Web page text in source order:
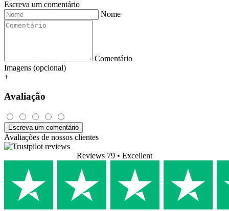
Escreva um comentário
Nome
Comentário
Imagens (opcional)
+
Avaliação
Escreva um comentário
Avaliações de nossos clientes
Reviews 79 • Excellent